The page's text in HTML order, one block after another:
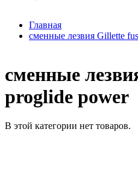
Главная
сменные лезвия Gillette
сменные
proglide power
В этой категории нет товаров.